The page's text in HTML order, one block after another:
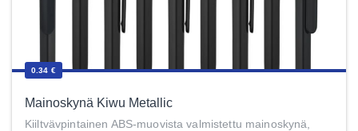
0.34 €
Mainoskynä Kiwu Metallic
Kiiltvävpintainen ABS-muovista valmistettu mainoskynä,